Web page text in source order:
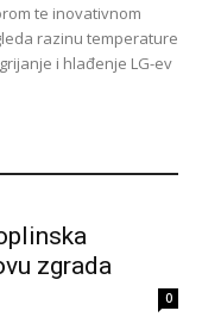
te inovativnom
razinu temperature
i hlađenje LG-ev
zgrada
0